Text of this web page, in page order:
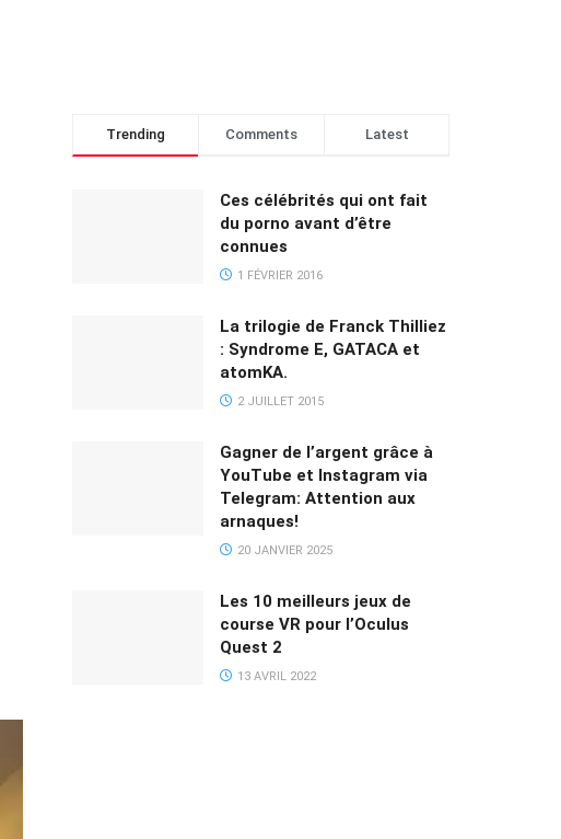
Trending Comments Latest
Ces célébrités qui ont fait
du porno avant d’être
connues
1 FÉVRIER 2016
La trilogie de Franck Thilliez
: Syndrome E, GATACA et
atomKA.
2 JUILLET 2015
Gagner de l’argent grâce à
YouTube et Instagram via
Telegram: Attention aux
arnaques!
20 JANVIER 2025
Les 10 meilleurs jeux de
course VR pour l’Oculus
Quest 2
13 AVRIL 2022